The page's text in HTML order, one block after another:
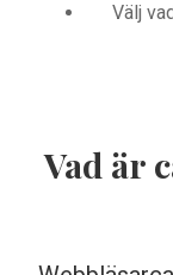
Välj
Vad är